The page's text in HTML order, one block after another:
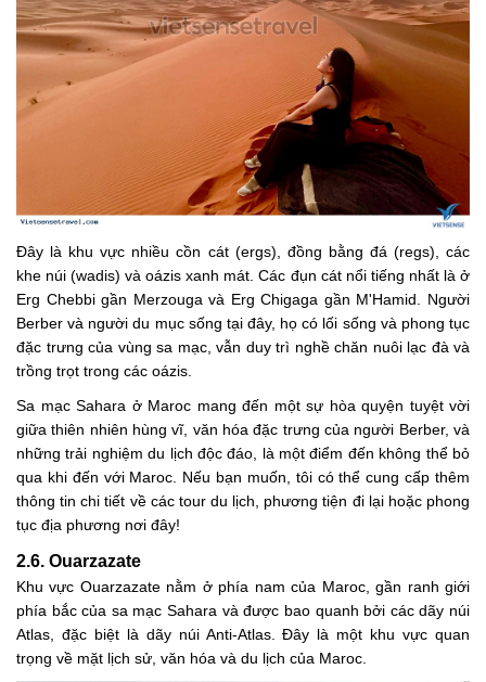
Đây là khu vực nhiều cồn cát (ergs), đồng bằng đá (regs), các
khe núi (wadis) và oázis xanh mát. Các đụn cát nổi tiếng nhất là ở
Erg Chebbi gần Merzouga và Erg Chigaga gần M'Hamid. Người
Berber và người du mục sống tại đây, họ có lối sống và phong tục
đặc trưng của vùng sa mạc, vẫn duy trì nghề chăn nuôi lạc đà và
trồng trọt trong các oázis.
Sa mạc Sahara ở Maroc mang đến một sự hòa quyện tuyệt vời
giữa thiên nhiên hùng vĩ, văn hóa đặc trưng của người Berber, và
những trải nghiệm du lịch độc đáo, là một điểm đến không thể bỏ
qua khi đến với Maroc. Nếu bạn muốn, tôi có thể cung cấp thêm
thông tin chi tiết về các tour du lịch, phương tiện đi lại hoặc phong
tục địa phương nơi đây!
2.6. Ouarzazate
Khu vực Ouarzazate nằm ở phía nam của Maroc, gần ranh giới
phía bắc của sa mạc Sahara và được bao quanh bởi các dãy núi
Atlas, đặc biệt là dãy núi Anti-Atlas. Đây là một khu vực quan
trọng về mặt lịch sử, văn hóa và du lịch của Maroc.